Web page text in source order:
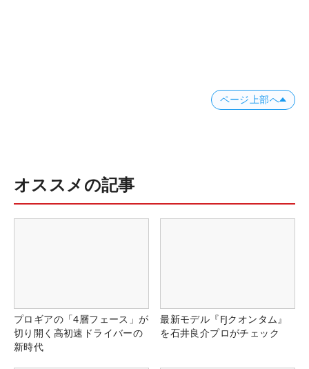
ページ上部へ
オススメの記事
プロギアの「4層フェース」が
切り開く高初速ドライバーの
新時代
最新モデル『FJクオンタム』
を石井良介プロがチェック